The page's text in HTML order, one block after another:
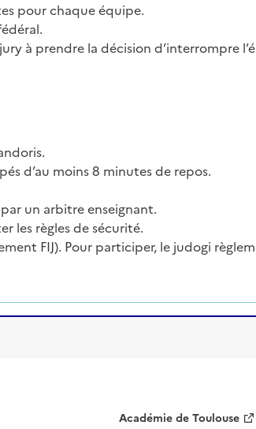
pour chaque équipe.
à prendre la décision d’interrompre
d’au moins 8 minutes de repos.
un arbitre enseignant.
les règles de sécurité.
FIJ). Pour participer, le judogi
Académie de Toulouse